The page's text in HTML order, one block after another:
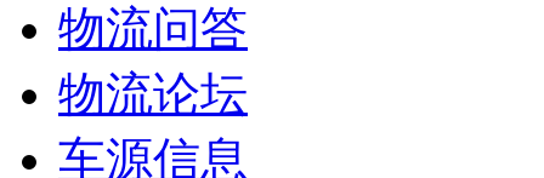
物流问答
物流论坛
车源信息